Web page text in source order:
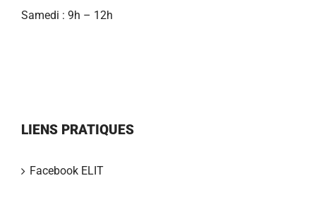
Samedi : 9h – 12h
LIENS PRATIQUES
Facebook ELIT